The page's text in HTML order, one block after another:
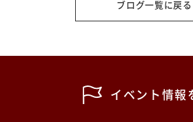
2025年4月
2025年1月
ブログ一覧に戻る
イベント情報